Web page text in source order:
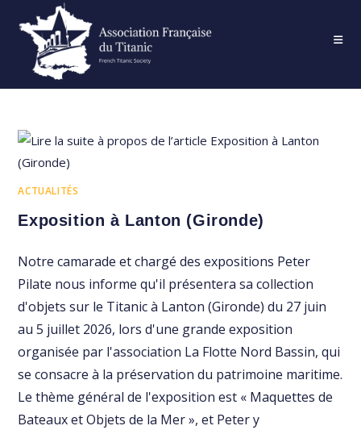
content
ACTUALITÉS
Exposition à Lanton (Gironde)
Notre camarade et chargé des expositions Peter
Pilate nous informe qu'il présentera sa collection
d'objets sur le Titanic à Lanton (Gironde) du 27 juin
au 5 juillet 2026, lors d'une grande exposition
organisée par l'association La Flotte Nord Bassin, qui
se consacre à la préservation du patrimoine maritime.
Le thème général de l'exposition est « Maquettes de
Bateaux et Objets de la Mer », et Peter y